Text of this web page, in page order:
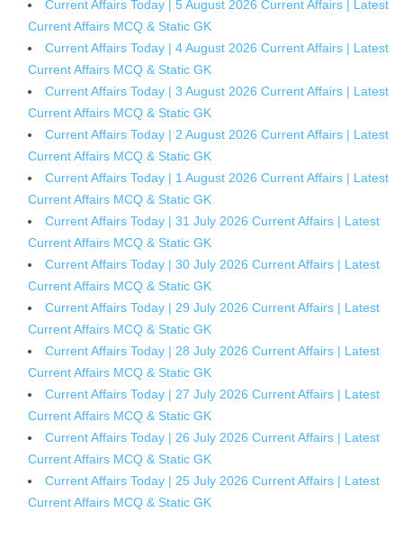
Current Affairs Today | 5 August 2026 Current Affairs | Latest
Current Affairs MCQ & Static GK
Current Affairs Today | 4 August 2026 Current Affairs | Latest
Current Affairs MCQ & Static GK
Current Affairs Today | 3 August 2026 Current Affairs | Latest
Current Affairs MCQ & Static GK
Current Affairs Today | 2 August 2026 Current Affairs | Latest
Current Affairs MCQ & Static GK
Current Affairs Today | 1 August 2026 Current Affairs | Latest
Current Affairs MCQ & Static GK
Current Affairs Today | 31 July 2026 Current Affairs | Latest
Current Affairs MCQ & Static GK
Current Affairs Today | 30 July 2026 Current Affairs | Latest
Current Affairs MCQ & Static GK
Current Affairs Today | 29 July 2026 Current Affairs | Latest
Current Affairs MCQ & Static GK
Current Affairs Today | 28 July 2026 Current Affairs | Latest
Current Affairs MCQ & Static GK
Current Affairs Today | 27 July 2026 Current Affairs | Latest
Current Affairs MCQ & Static GK
Current Affairs Today | 26 July 2026 Current Affairs | Latest
Current Affairs MCQ & Static GK
Current Affairs Today | 25 July 2026 Current Affairs | Latest
Current Affairs MCQ & Static GK